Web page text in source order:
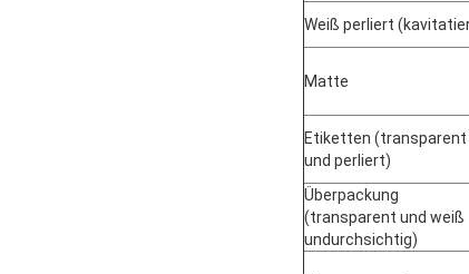
Weiß perliert
Matte
Etiketten (transparent
und perliert)
Überpackung
(transparent und weiß
undurchsichtig)